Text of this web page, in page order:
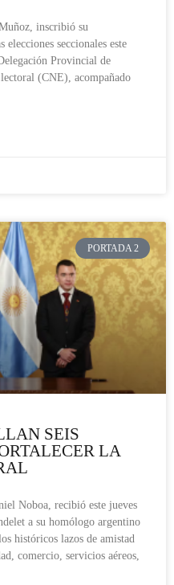
inscribió su
elecciones seccionales este
Provincial de
(CNE), acompañado
PORTADA 2
SEIS
LA
Noboa, recibió este jueves
a su homólogo argentino
históricos lazos de amistad
comercio, servicios aéreos,